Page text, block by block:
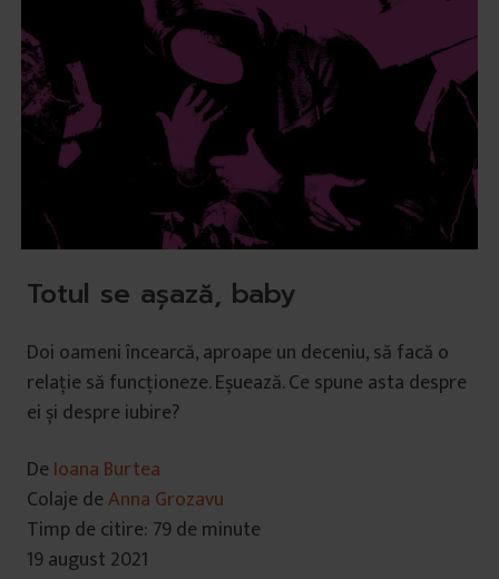
Totul se așază, baby
Doi oameni încearcă, aproape un deceniu, să facă o
relație să funcționeze. Eșuează. Ce spune asta despre
ei și despre iubire?
De Ioana Burtea
Colaje deAnna Grozavu
Timp de citire: 79 de minute
19 august 2021